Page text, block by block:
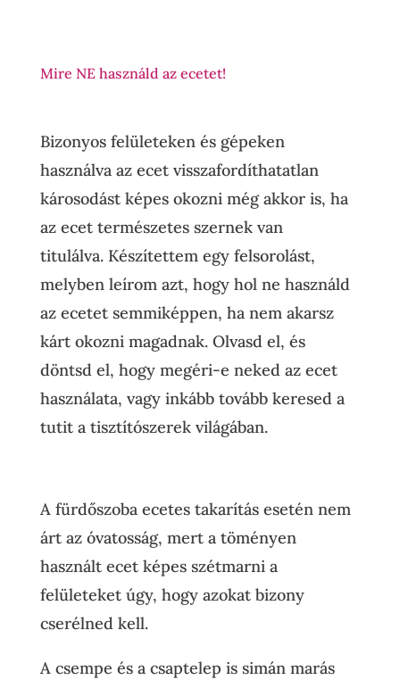
Mire NE használd az ecetet!
Bizonyos felületeken és gépeken
használva az ecet visszafordíthatatlan
károsodást képes okozni még akkor is, ha
az ecet természetes szernek van
titulálva. Készítettem egy felsorolást,
melyben leírom azt, hogy hol ne használd
az ecetet semmiképpen, ha nem akarsz
kárt okozni magadnak. Olvasd el, és
döntsd el, hogy megéri-e neked az ecet
használata, vagy inkább tovább keresed a
tutit a tisztítószerek világában.
A fürdőszoba ecetes takarítás esetén nem
árt az óvatosság, mert a töményen
használt ecet képes szétmarni a
felületeket úgy, hogy azokat bizony
cserélned kell.
A csempe és a csaptelep is simán marás